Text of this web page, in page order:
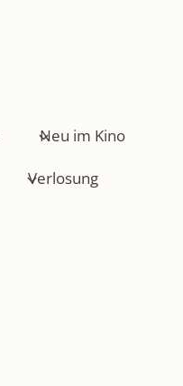
Neu im Kino
Verlosung